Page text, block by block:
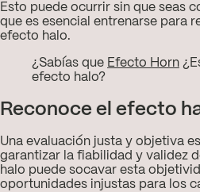
Esto puede ocurrir sin que seas
que es esencial entrenarse para
efecto halo.
¿Sabías que Efecto Horn
efecto halo?
Reconoce el efecto
Una evaluación justa y objetiva
garantizar la fiabilidad y validez
halo puede socavar esta
oportunidades injustas para los